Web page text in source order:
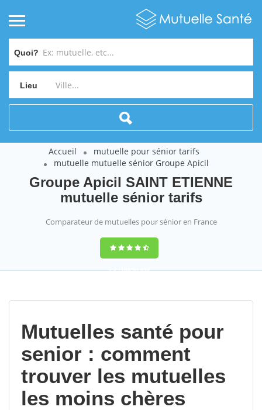
Quoi?
Lieu
Accueil
mutuelle pour sénior tarifs
mutuelle mutuelle sénior Groupe Apicil
Groupe Apicil SAINT ETIENNE
mutuelle sénior tarifs
Comparateur de mutuelles pour sénior en France
9,2(100%)452
Mutuelles santé pour
senior : comment
trouver les mutuelles
les moins chères